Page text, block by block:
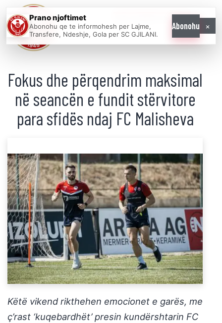
ONE
Fokus dhe përqendrim maksimal
në seancën e fundit stërvitore
para sfidës ndaj FC Malisheva
Këtë vikend rikthehen emocionet e garës, me
ç’rast ‘kuqebardhët’ presin kundërshtarin FC
Prano njoftimet
Abonohu qe te informohesh per Lajme,
Transfere, Ndeshje, Gola per SC GJILANI.
Abonohu ×